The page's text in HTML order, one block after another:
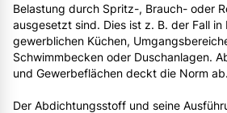
Belastung durch Spritz-, Brauch- oder
ausgesetzt sind. Dies ist z. B. der Fall in
gewerblichen Küchen,
Schwimmbecken oder Duschanlagen.
und Gewerbeflächen deckt die Norm ab.
Der Abdichtungsstoff und seine